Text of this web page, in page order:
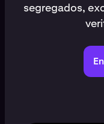
segregados,